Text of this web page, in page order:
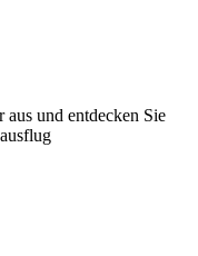
aus und entdecken Sie